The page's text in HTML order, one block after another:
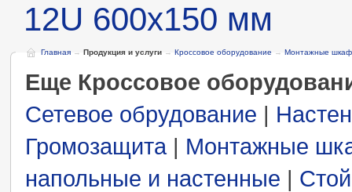
12U 600x150 мм
Главная → Продукция и услуги → Кроссовое оборудование → Монтажные
Еще Кроссовое
Сетевое обрудование |
Громозащита| Монтажные
напольные и настенные |